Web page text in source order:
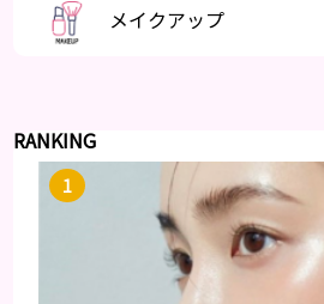
メイクアップ
RANKING